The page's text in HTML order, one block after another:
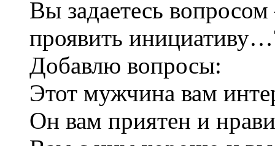
Вы задаетесь
проявить
Добавлю вопросы:
Этот мужчина вам
Он вам приятен и